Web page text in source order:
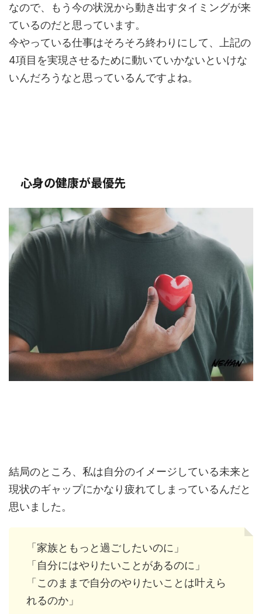
なので、もう今の状況から動き出すタイミングが来
ているのだと思っています。
今やっている仕事はそろそろ終わりにして、上記の
4項目を実現させるために動いていかないといけな
いんだろうなと思っているんですよね。
心身の健康が最優先
結局のところ、私は自分のイメージしている未来と
現状のギャップにかなり疲れてしまっているんだと
思いました。
「家族ともっと過ごしたいのに」
「自分にはやりたいことがあるのに」
「このままで自分のやりたいことは叶えら
れるのか」